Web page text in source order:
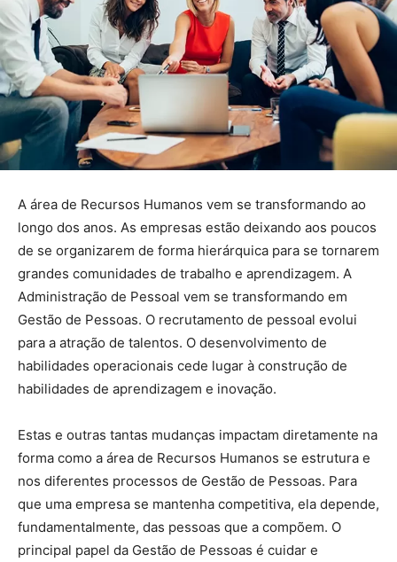
A área de Recursos Humanos vem se transformando ao
longo dos anos. As empresas estão deixando aos poucos
de se organizarem de forma hierárquica para se tornarem
grandes comunidades de trabalho e aprendizagem. A
Administração de Pessoal vem se transformando em
Gestão de Pessoas. O recrutamento de pessoal evolui
para a atração de talentos. O desenvolvimento de
habilidades operacionais cede lugar à construção de
habilidades de aprendizagem e inovação.
Estas e outras tantas mudanças impactam diretamente na
forma como a área de Recursos Humanos se estrutura e
nos diferentes processos de Gestão de Pessoas. Para
que uma empresa se mantenha competitiva, ela depende,
fundamentalmente, das pessoas que a compõem. O
principal papel da Gestão de Pessoas é cuidar e